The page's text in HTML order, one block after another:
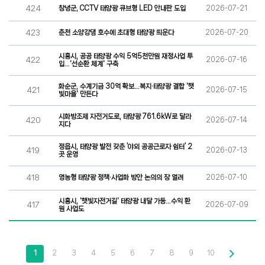
424 창녕군, CCTV 태양광 큐브형 LED 안내판 도입 2026-07-21
423 춘천 소양강댐 호수에 초대형 태양광 띄운다 2026-07-20
422
시흥시, 공공 태양광 수익 5억5천만원 재정사업 투
입…'선순환 체계' 구축
2026-07-16
421
화순군, 수계기금 30억 확보…복지·태양광 결합 '햇
빛마을' 만든다
2026-07-15
420
시화방조제 자전거도로, 태양광 761.6kW로 달라
지다
2026-07-14
419
정읍시, 태양광 발전 갖춘 ‘야외 공공근로자 쉼터’ 2
곳 운영
2026-07-13
418 영농형 태양광 정책·사업화 방안 논의의 장 열려 2026-07-10
417
시흥시, '햇빛자전거길' 태양광 내달 가동…수익 환
원 사업도
2026-07-09
1 2 3 4 5 6 7 8 9 10